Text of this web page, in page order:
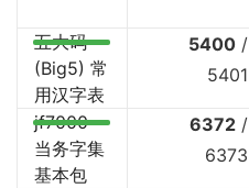
五大码
(Big5) 常
用汉字表
5400 /
5401
jf7000
当务字集
基本包
6372 /
6373